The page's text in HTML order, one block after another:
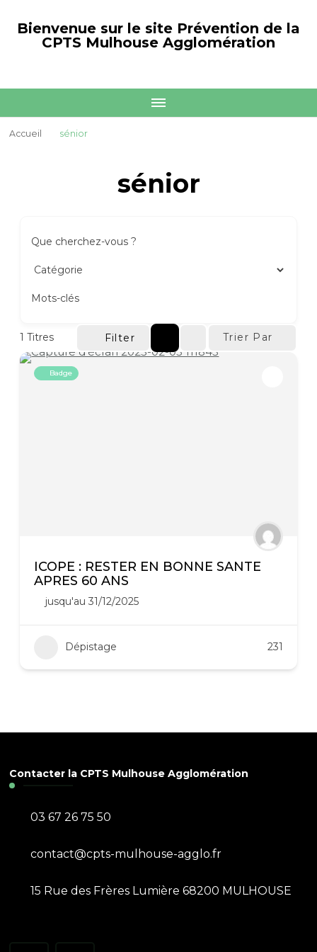
Bienvenue sur le site Prévention de la
CPTS Mulhouse Agglomération
Accueil sénior
sénior
Que cherchez-vous ?
Mots-clés
1 Titres Filter Trier Par
Badge
ICOPE : RESTER EN BONNE SANTE
APRES 60 ANS
jusqu'au 31/12/2025
Dépistage 231
Contacter la CPTS Mulhouse Agglomération
03 67 26 75 50
contact@cpts-mulhouse-agglo.fr
15 Rue des Frères Lumière 68200 MULHOUSE